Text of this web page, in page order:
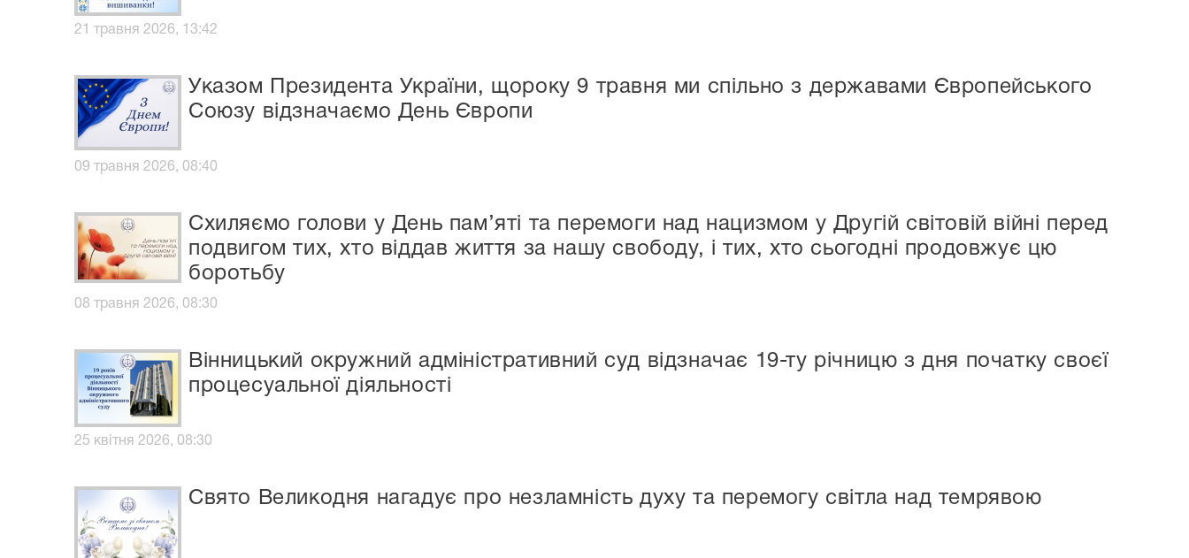
21 травня 2026, 13:42
Указом Президента України, щороку 9 травня ми спільно з державами Європейського
Союзу відзначаємо День Європи
09 травня 2026, 08:40
Схиляємо голови у День пам’яті та перемоги над нацизмом у Другій світовій війні перед
подвигом тих, хто віддав життя за нашу свободу, і тих, хто сьогодні продовжує цю
боротьбу
08 травня 2026, 08:30
Вінницький окружний адміністративний суд відзначає 19-ту річницю з дня початку своєї
процесуальної діяльності
25 квітня 2026, 08:30
Свято Великодня нагадує про незламність духу та перемогу світла над темрявою